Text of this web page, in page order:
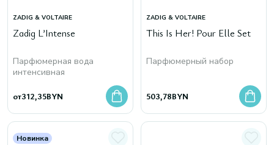
ZADIG & VOLTAIRE
Zadig L’Intense
Парфюмерная вода
интенсивная
от312,35BYN
ZADIG & VOLTAIRE
This Is Her! Pour Elle Set
Парфюмерный набор
503,78BYN
Новинка